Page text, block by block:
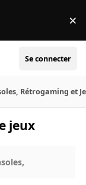
×
Se connecter
Rétrogaming et
jeux